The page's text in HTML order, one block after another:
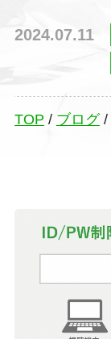
2024.07.11
TOP / ブログ/